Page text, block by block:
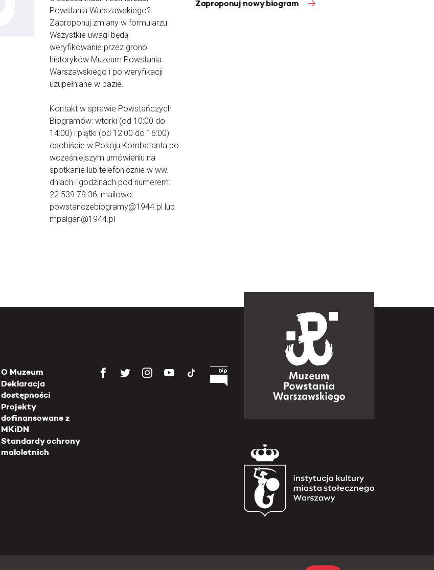
Powstania Warszawskiego?
Zaproponuj zmiany w formularzu.
Wszystkie uwagi będą
weryfikowanie przez grono
historyków Muzeum Powstania
Warszawskiego i po weryfikacji
uzupełniane w bazie.
Kontakt w sprawie Powstańczych
Biogramów: wtorki (od 10:00 do
14:00) i piątki (od 12:00 do 16:00)
osobiście w Pokoju Kombatanta po
wcześniejszym umówieniu na
spotkanie lub telefonicznie w ww.
dniach i godzinach pod numerem:
22 539 79 36, mailowo:
powstanczebiogramy@1944.pl lub
mpalgan@1944.pl
Zaproponuj nowy biogram
O Muzeum
Deklaracja
dostępności
Projekty
dofinansowane z
MKiDN
Standardy ochrony
małoletnich